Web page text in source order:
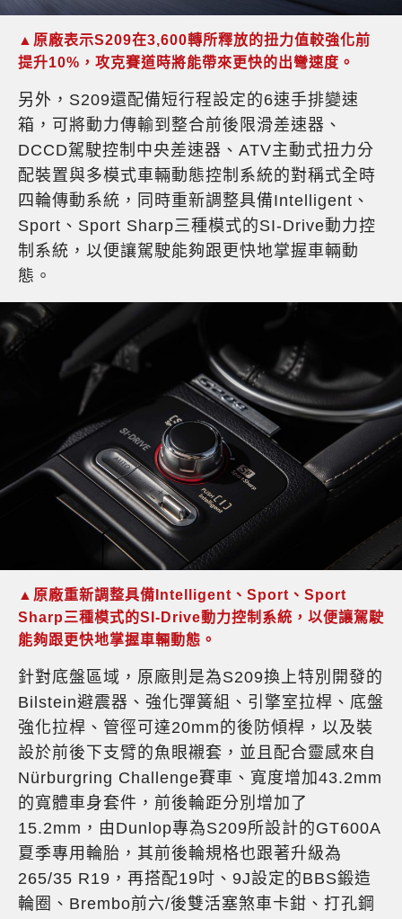
▲原廠表示S209在3,600轉所釋放的扭力值較強化前
提升10%，攻克賽道時將能帶來更快的出彎速度。
另外，S209還配備短行程設定的6速手排變速
箱，可將動力傳輸到整合前後限滑差速器、
DCCD駕駛控制中央差速器、ATV主動式扭力分
配裝置與多模式車輛動態控制系統的對稱式全時
四輪傳動系統，同時重新調整具備Intelligent、
Sport、Sport Sharp三種模式的SI-Drive動力控
制系統，以便讓駕駛能夠跟更快地掌握車輛動
態。
▲原廠重新調整具備Intelligent、Sport、Sport
Sharp三種模式的SI-Drive動力控制系統，以便讓駕駛
能夠跟更快地掌握車輛動態。
針對底盤區域，原廠則是為S209換上特別開發的
Bilstein避震器、強化彈簧組、引擎室拉桿、底盤
強化拉桿、管徑可達20mm的後防傾桿，以及裝
設於前後下支臂的魚眼襯套，並且配合靈感來自
Nürburgring Challenge賽車、寬度增加43.2mm
的寬體車身套件，前後輪距分別增加了
15.2mm，由Dunlop專為S209所設計的GT600A
夏季專用輪胎，其前後輪規格也跟著升級為
265/35 R19，再搭配19吋、9J設定的BBS鍛造
輪圈、Brembo前六/後雙活塞煞車卡鉗、打孔鋼